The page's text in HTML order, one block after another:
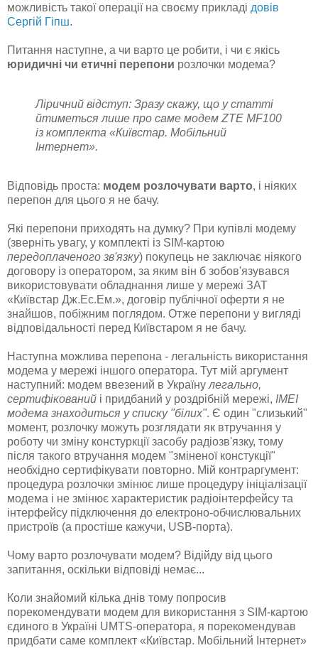
можливість такої операції на своєму прикладі довів
Сергій Гіпш.
Питання наступне, а чи варто це робити, і чи є якісь
юридичні чи етичні перепони розлочки модема?
Ліричний відступ: Зразу скажу, що у статті
йтиметься лише про саме модем ZTE MF100
із комплекта «Київстар. Мобільний
Інтернет».
Відповідь проста: модем розлочувати варто, і ніяких
перепон для цього я не бачу.
Які перепони приходять на думку? При купівлі модему
(зверніть увагу, у комплекті із SIM-картою
передоплаченого зв'язку) покупець не заключає ніякого
договору із оператором, за яким він б зобов'язувався
використовувати обладнання лише у мережі ЗАТ
«Київстар Дж.Ес.Ем.», договір публічної оферти я не
знайшов, побіжним поглядом. Отже перепони у вигляді
відповідальності перед Київстаром я не бачу.
Наступна можлива перепона - легальність використання
модема у мережі іншого оператора. Тут мій аргумент
наступний: модем ввезений в Українулегально,
сертифікований і придбаний у роздрібній мережі, IMEI
модема знаходиться у списку "білих". Є один "слизький"
момент, розлочку можуть розглядати як втручання у
роботу чи зміну констуркції засобу радіозв'язку, тому
після такого втручання модем "зміненої констукції"
необхідно сертифікувати повторно. Мій контраргумент:
процедура розлочки змінює лише процедуру ініціалізації
модема і не змінює характеристик радіоінтерфейсу та
інтерфейсу підключення до електроно-обчислювальних
пристроїв (а простіше кажучи, USB-порта).
Чому варто розлочувати модем? Відійду від цього
запитання, оскільки відповіді немає...
Коли знайомий кілька днів тому попросив
порекомендувати модем для використання з SIM-картою
єдиного в Україні UMTS-оператора, я порекомендував
придбати саме комплект «Київстар. Мобільний Інтернет»